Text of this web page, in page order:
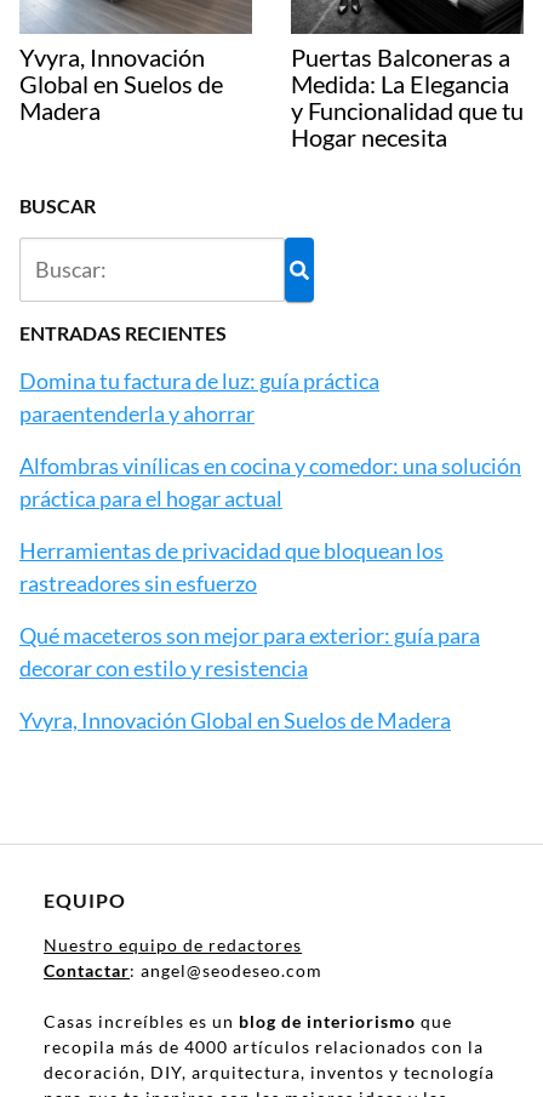
Yvyra, Innovación
Global en Suelos de
Madera
Puertas Balconeras a
Medida: La Elegancia
y Funcionalidad que tu
Hogar necesita
BUSCAR
ENTRADAS RECIENTES
Domina tu factura de luz: guía práctica
paraentenderla y ahorrar
Alfombras vinílicas en cocina y comedor: una solución
práctica para el hogar actual
Herramientas de privacidad que bloquean los
rastreadores sin esfuerzo
Qué maceteros son mejor para exterior: guía para
decorar con estilo y resistencia
Yvyra, Innovación Global en Suelos de Madera
EQUIPO
Nuestro equipo de redactores
Contactar: angel@seodeseo.com
Casas increíbles es un blog de interiorismo que
recopila más de 4000 artículos relacionados con la
decoración, DIY, arquitectura, inventos y tecnología